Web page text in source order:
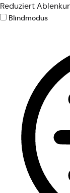
Reduziert
Blindmodus